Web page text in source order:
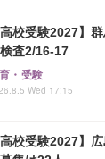
高校受験2027】
査2/16-17
・受験
Wed 17:15
高校受験2027】